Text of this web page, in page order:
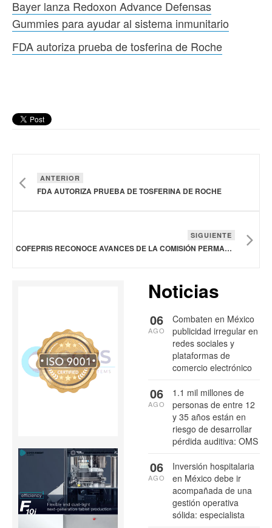
Bayer lanza Redoxon Advance Defensas
Gummies para ayudar al sistema inmunitario
FDA autoriza prueba de tosferina de Roche
ANTERIOR
FDA AUTORIZA PRUEBA DE TOSFERINA DE ROCHE
SIGUIENTE
COFEPRIS RECONOCE AVANCES DE LA COMISIÓN PERMANENTE DE LA FEUM EN 2025
Noticias
Combaten en México
publicidad irregular en
redes sociales y
plataformas de
comercio electrónico
06
AGO
1.1 mil millones de
personas de entre 12
y 35 años están en
riesgo de desarrollar
pérdida auditiva: OMS
06
AGO
Inversión hospitalaria
en México debe ir
acompañada de una
gestión operativa
sólida: especialista
06
AGO